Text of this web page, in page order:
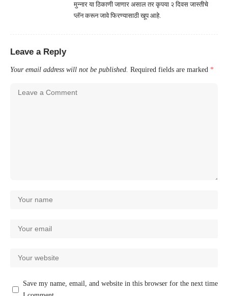
मुन्नार या ठिकाणी जाणार असाल तर कृपया २ दिवस जास्तीचे
प्लॅन करून जावे फिरण्यासाठी खूप आहे.
Leave a Reply
Your email address will not be published. Required fields are marked *
Save my name, email, and website in this browser for the next time